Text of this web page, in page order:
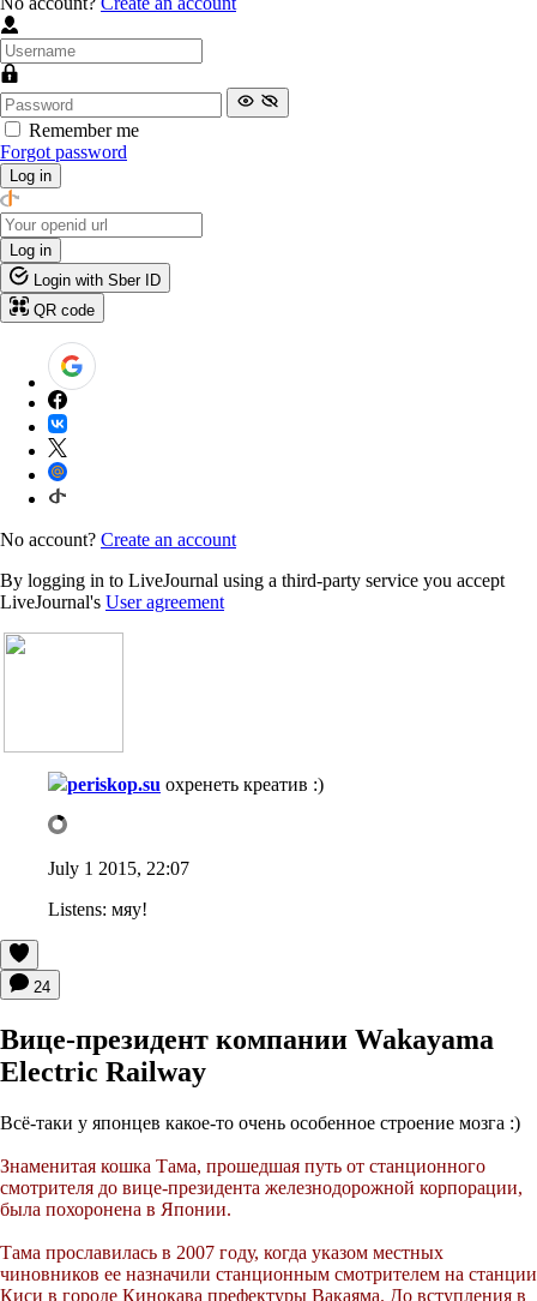
Remember me
Forgot password
Log in
Log in
Login with Sber ID
QR code
No account? Create an account
By logging in to LiveJournal using a third-party service you accept
LiveJournal's User agreement
periskop.su охренеть креатив :)
July 1 2015, 22:07
Listens: мяу!
24
Вице-президент компании Wakayama
Electric Railway
Всё-таки у японцев какое-то очень особенное строение мозга :)
Знаменитая кошка Тама, прошедшая путь от станционного
смотрителя до вице-президента железнодорожной корпорации,
была похоронена в Японии.
Тама прославилась в 2007 году, когда указом местных
чиновников ее назначили станционным смотрителем на станции
Киси в городе Кинокава префектуры Вакаяма. До вступления в